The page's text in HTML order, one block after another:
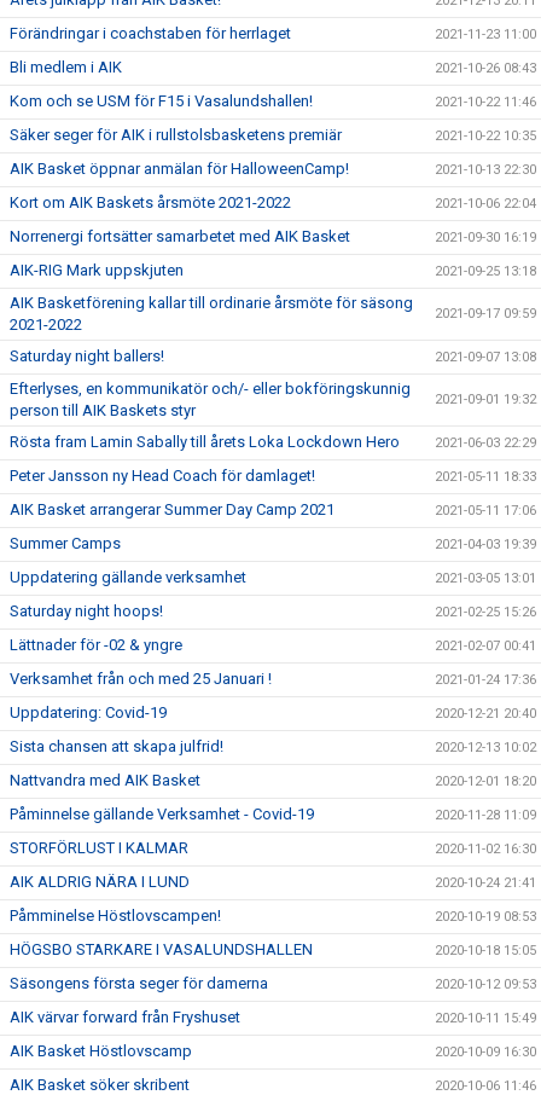
Förändringar i coachstaben för herrlaget 2021-11-23 11:00
Bli medlem i AIK 2021-10-26 08:43
Kom och se USM för F15 i Vasalundshallen! 2021-10-22 11:46
Säker seger för AIK i rullstolsbasketens premiär 2021-10-22 10:35
AIK Basket öppnar anmälan för HalloweenCamp! 2021-10-13 22:30
Kort om AIK Baskets årsmöte 2021-2022 2021-10-06 22:04
Norrenergi fortsätter samarbetet med AIK Basket 2021-09-30 16:19
AIK-RIG Mark uppskjuten 2021-09-25 13:18
AIK Basketförening kallar till ordinarie årsmöte för säsong
2021-2022
2021-09-17 09:59
Saturday night ballers! 2021-09-07 13:08
Efterlyses, en kommunikatör och/- eller bokföringskunnig
person till AIK Baskets styr
2021-09-01 19:32
Rösta fram Lamin Sabally till årets Loka Lockdown Hero 2021-06-03 22:29
Peter Jansson ny Head Coach för damlaget! 2021-05-11 18:33
AIK Basket arrangerar Summer Day Camp 2021 2021-05-11 17:06
Summer Camps 2021-04-03 19:39
Uppdatering gällande verksamhet 2021-03-05 13:01
Saturday night hoops! 2021-02-25 15:26
Lättnader för -02 & yngre 2021-02-07 00:41
Verksamhet från och med 25 Januari ! 2021-01-24 17:36
Uppdatering: Covid-19 2020-12-21 20:40
Sista chansen att skapa julfrid! 2020-12-13 10:02
Nattvandra med AIK Basket 2020-12-01 18:20
Påminnelse gällande Verksamhet - Covid-19 2020-11-28 11:09
STORFÖRLUST I KALMAR 2020-11-02 16:30
AIK ALDRIG NÄRA I LUND 2020-10-24 21:41
Påmminelse Höstlovscampen! 2020-10-19 08:53
HÖGSBO STARKARE I VASALUNDSHALLEN 2020-10-18 15:05
Säsongens första seger för damerna 2020-10-12 09:53
AIK värvar forward från Fryshuset 2020-10-11 15:49
AIK Basket Höstlovscamp 2020-10-09 16:30
AIK Basket söker skribent 2020-10-06 11:46